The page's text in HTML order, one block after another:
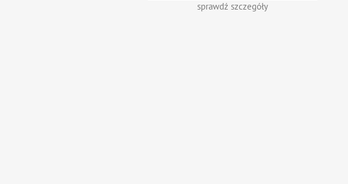
sprawdź szczegóły